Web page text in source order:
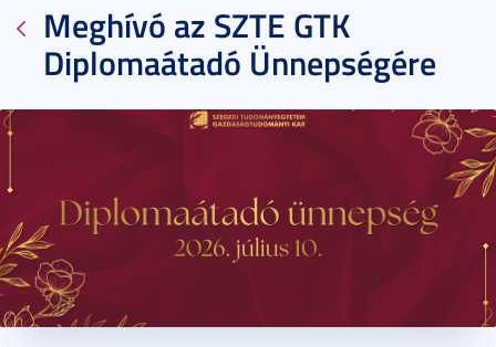
Meghívó az SZTE GTK
Diplomaátadó Ünnepségére